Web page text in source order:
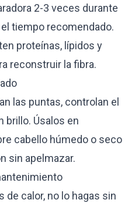
2-3 veces durante
tiempo recomendado.
proteínas, lípidos y
reconstruir la fibra.
las puntas, controlan el
brillo. Úsalos en
cabello húmedo o seco
sin apelmazar.
de calor, no lo hagas sin